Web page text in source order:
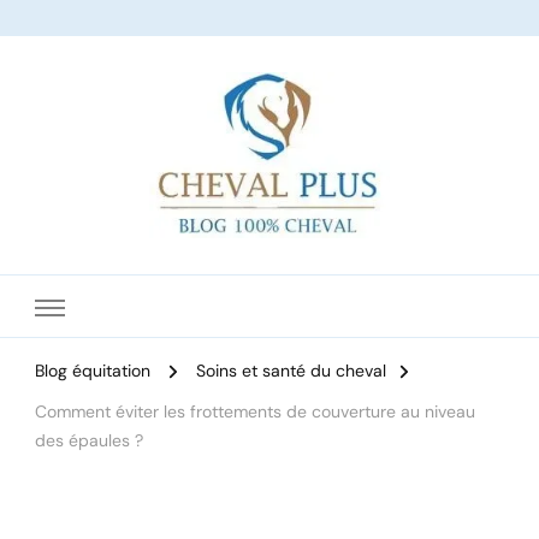
Blog équitation
Soins et santé du cheval
Comment éviter les frottements de couverture au niveau
des épaules ?